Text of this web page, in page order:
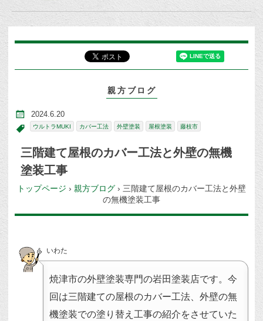
親方ブログ
2024.6.20
ウルトラMUKI カバー工法 外壁塗装 屋根塗装 藤枝市
三階建て屋根のカバー工法と外壁の無機
塗装工事
トップページ › 親方ブログ › 三階建て屋根のカバー工法と外壁
の無機塗装工事
いわた
焼津市の外壁塗装専門の岩田塗装店です。今
回は三階建ての屋根のカバー工法、外壁の無
機塗装での塗り替え工事の紹介をさせていた